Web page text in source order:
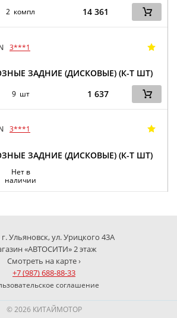
2 компл 14 361
3***1
ЗАДНИЕ (ДИСКОВЫЕ) (К-Т ШТ)
9 шт 1 637
3***1
ЗАДНИЕ (ДИСКОВЫЕ) (К-Т ШТ)
Нет в
наличии
г. Ульяновск, ул. Урицкого 43А
«АВТОСИТИ» 2 этаж
Смотреть на карте ›
+7 (987) 688-88-33
соглашение
© 2026 КИТАЙМОТОР